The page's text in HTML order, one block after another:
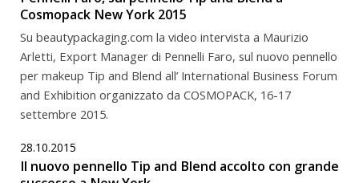
Cosmopack New York 2015
Su beautypackaging.com la video intervista a Maurizio
Arletti, Export Manager di Pennelli Faro, sul nuovo pennello
per makeup Tip and Blend all’ International Business Forum
and Exhibition organizzato da COSMOPACK, 16-17
settembre 2015.
28.10.2015
Il nuovo pennello Tip and Blend accolto con grande